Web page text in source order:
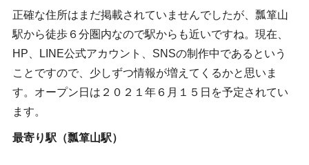
正確な住所はまだ掲載されていませんでしたが、瓢箪山
駅から徒歩６分圏内なので駅からも近いですね。現在、
HP、LINE公式アカウント、SNSの制作中であるという
ことですので、少しずつ情報が増えてくるかと思いま
す。オープン日は２０２１年６月１５日を予定されてい
ます。
最寄り駅（瓢箪山駅）